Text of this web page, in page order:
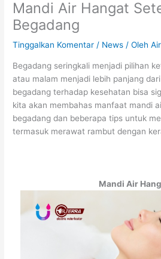
Mandi Air Hangat
Begadang
Tinggalkan Komentar / News / Oleh
Begadang seringkali menjadi pilihan
atau malam menjadi lebih panjang
begadang terhadap kesehatan bisa
kita akan membahas manfaat mandi
begadang dan beberapa tips untuk
termasuk merawat rambut dengan
Mandi Air